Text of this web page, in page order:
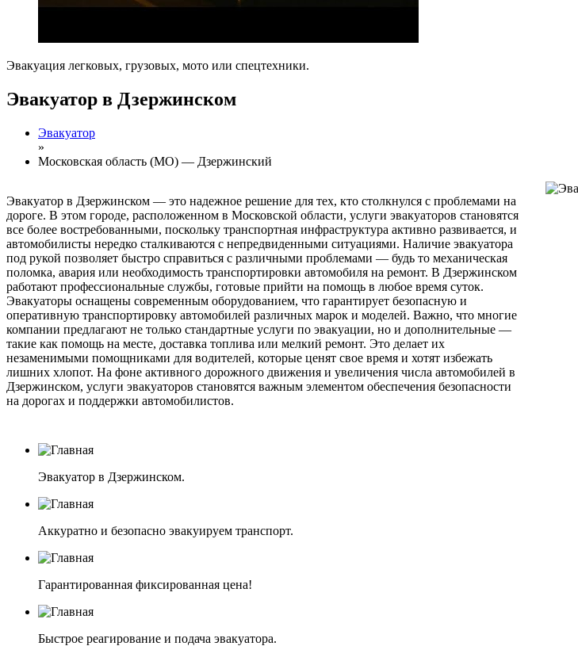
Эвакуация легковых, грузовых, мото или спецтехники.
Эвакуатор в Дзержинском
Эвакуатор
»
Московская область (МО) — Дзержинский
Эвакуатор в Дзержинском — это надежное решение для тех, кто столкнулся с проблемами на
дороге. В этом городе, расположенном в Московской области, услуги эвакуаторов становятся
все более востребованными, поскольку транспортная инфраструктура активно развивается, и
автомобилисты нередко сталкиваются с непредвиденными ситуациями. Наличие эвакуатора
под рукой позволяет быстро справиться с различными проблемами — будь то механическая
поломка, авария или необходимость транспортировки автомобиля на ремонт. В Дзержинском
работают профессиональные службы, готовые прийти на помощь в любое время суток.
Эвакуаторы оснащены современным оборудованием, что гарантирует безопасную и
оперативную транспортировку автомобилей различных марок и моделей. Важно, что многие
компании предлагают не только стандартные услуги по эвакуации, но и дополнительные —
такие как помощь на месте, доставка топлива или мелкий ремонт. Это делает их
незаменимыми помощниками для водителей, которые ценят свое время и хотят избежать
лишних хлопот. На фоне активного дорожного движения и увеличения числа автомобилей в
Дзержинском, услуги эвакуаторов становятся важным элементом обеспечения безопасности
на дорогах и поддержки автомобилистов.
Эвакуатор в Дзержинском.
Аккуратно и безопасно эвакуируем транспорт.
Гарантированная фиксированная цена!
Быстрое реагирование и подача эвакуатора.